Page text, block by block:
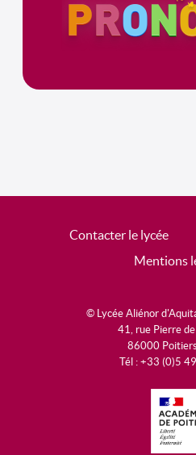
Contacter le lycée
Mentions
© Lycée Aliénor
41, rue Pierre
86000
Tél : +33 (0)5